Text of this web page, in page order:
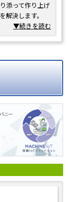
添って作り上げ
解決します。
大企業様まで、
▼続きを読む